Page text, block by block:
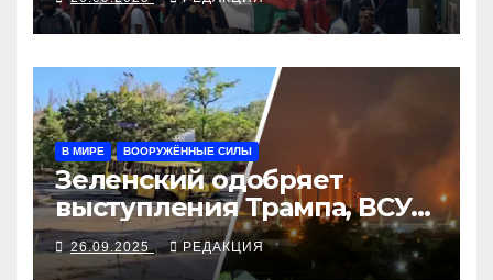
В МИРЕ ВООРУЖЁННЫЕ СИЛЫ
Зеленский одобряет
выступления Трампа, ВСУ
закрыли Добропольский
рубеж
26.09.2025 РЕДАКЦИЯ